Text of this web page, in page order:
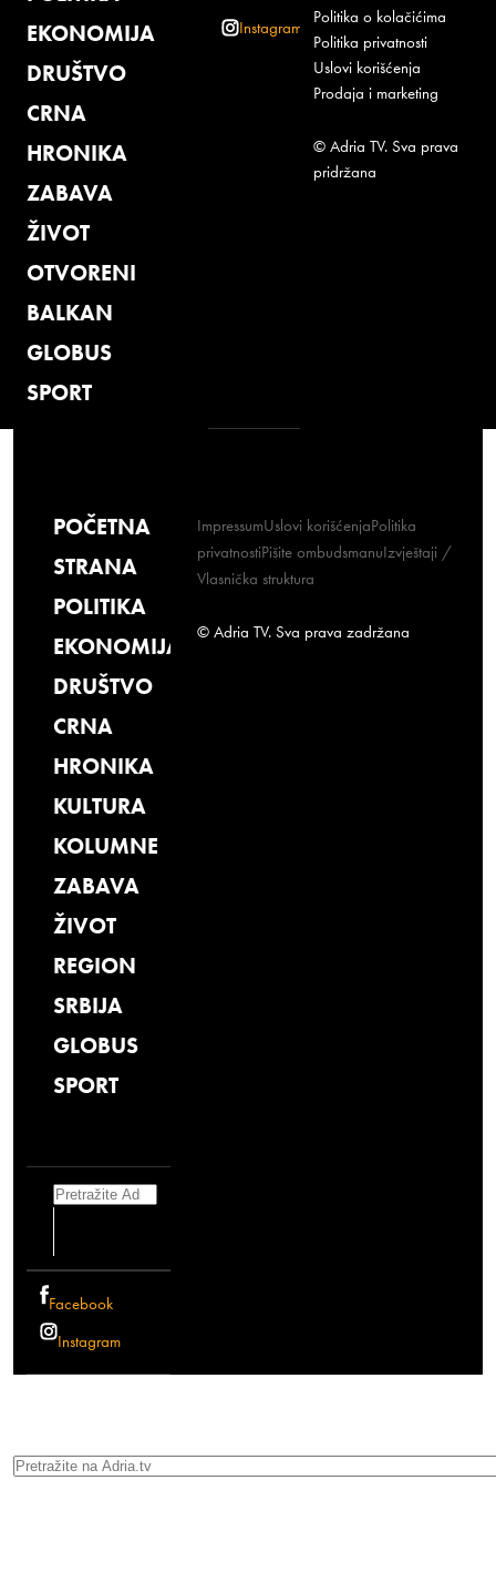
EKONOMIJA
DRUŠTVO
CRNA
HRONIKA
ZABAVA
ŽIVOT
OTVORENI
BALKAN
GLOBUS
SPORT
Instagram
Politika o kolačićima
Politika privatnosti
Uslovi korišćenja
Prodaja i marketing
© Adria TV. Sva prava
pridržana
POČETNA
STRANA
POLITIKA
EKONOMIJA
DRUŠTVO
CRNA
HRONIKA
KULTURA
KOLUMNE
ZABAVA
ŽIVOT
REGION
SRBIJA
GLOBUS
SPORT
Search
Facebook
Instagram
ImpressumUslovi korišćenjaPolitika
privatnostiPišite ombudsmanuIzvještaji /
Vlasnička struktura
© Adria TV. Sva prava zadržana
Search